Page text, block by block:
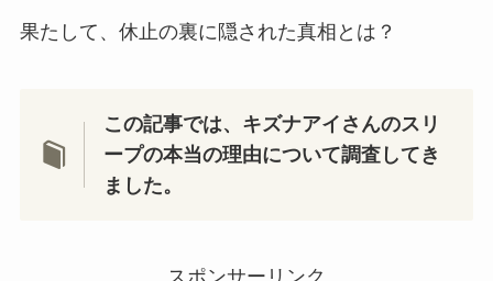
果たして、休止の裏に隠された真相とは？
この記事では、キズナアイさんのスリ
ープの本当の理由について調査してき
ました。